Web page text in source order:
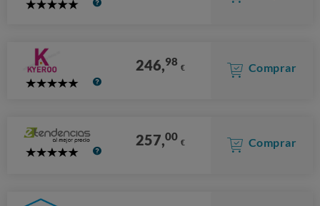
5
5
246,98 € Comprar
5
257,00 € Comprar